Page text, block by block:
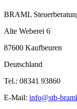
BRAML
Alte Weberei 6
87600 Kaufbeuren
Deutschland
Tel.: 08341 93860
E-Mail: info@stb-